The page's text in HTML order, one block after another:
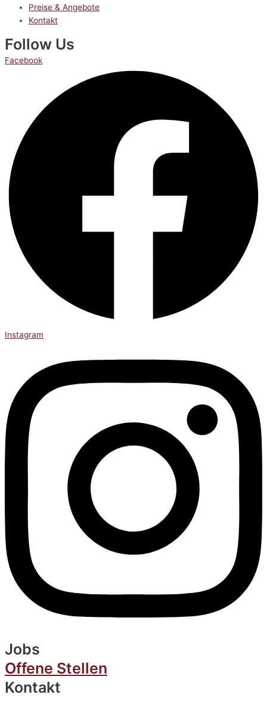
Preise & Angebote
Kontakt
Follow Us
Facebook
Instagram
Jobs
Offene Stellen
Kontakt